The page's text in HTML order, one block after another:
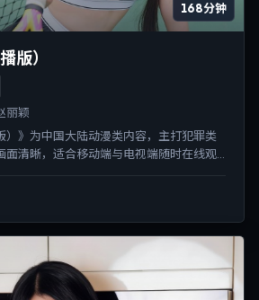
168分钟
版）
丽颖
）》为中国大陆动漫类内容，主打犯罪类
面清晰，适合移动端与电视端随时在线观